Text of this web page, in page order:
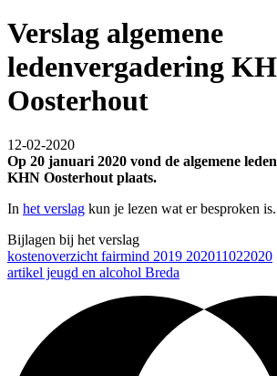
Verslag algemene
ledenvergadering
Oosterhout
12-02-2020
Op 20 januari 2020 vond de algemene
KHN Oosterhout plaats.
In het verslag kun je lezen wat er besproken is.
Bijlagen bij het verslag
kostenoverzicht fairmind 2019 202011022020
artikel jeugd en alcohol Breda